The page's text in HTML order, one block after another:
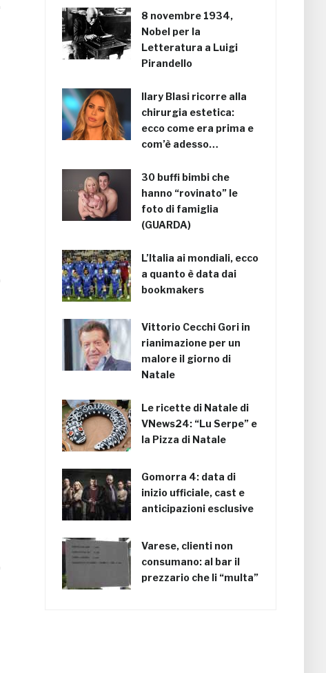
8 novembre 1934,
Nobel per la
Letteratura a Luigi
Pirandello
Ilary Blasi ricorre alla
chirurgia estetica:
ecco come era prima e
com’è adesso…
30 buffi bimbi che
hanno “rovinato” le
foto di famiglia
(GUARDA)
L’Italia ai mondiali, ecco
a quanto è data dai
bookmakers
Vittorio Cecchi Gori in
rianimazione per un
malore il giorno di
Natale
Le ricette di Natale di
VNews24: “Lu Serpe” e
la Pizza di Natale
Gomorra 4: data di
inizio ufficiale, cast e
anticipazioni esclusive
Varese, clienti non
consumano: al bar il
prezzario che li “multa”